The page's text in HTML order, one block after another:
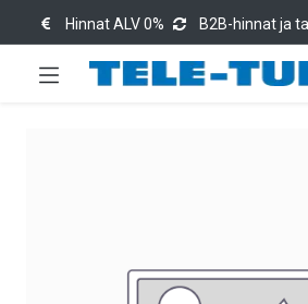
Hinnat ALV 0% B2B-hinnat ja